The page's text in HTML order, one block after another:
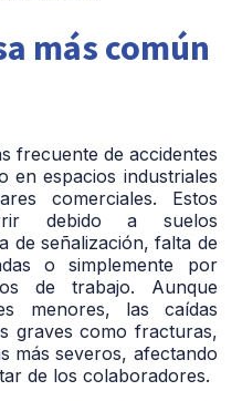
más común
frecuente de accidentes
en espacios industriales
comerciales. Estos
debido a suelos
de señalización, falta de
o simplemente por
de trabajo. Aunque
menores, las caídas
graves como fracturas,
más severos, afectando
de los colaboradores.